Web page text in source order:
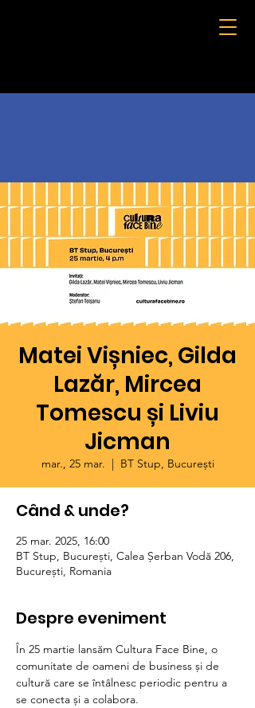
Matei Vișniec, Gilda
Lazăr, Mircea
Tomescu și Liviu
Jicman
mar., 25 mar.
  |
BT Stup, București
Când & unde?
25 mar. 2025, 16:00
BT Stup, București, Calea Șerban Vodă 206,
București, Romania
Despre eveniment
În 25 martie lansăm Cultura Face Bine, o
comunitate de oameni de business și de
cultură care se întâlnesc periodic pentru a
se conecta și a colabora.